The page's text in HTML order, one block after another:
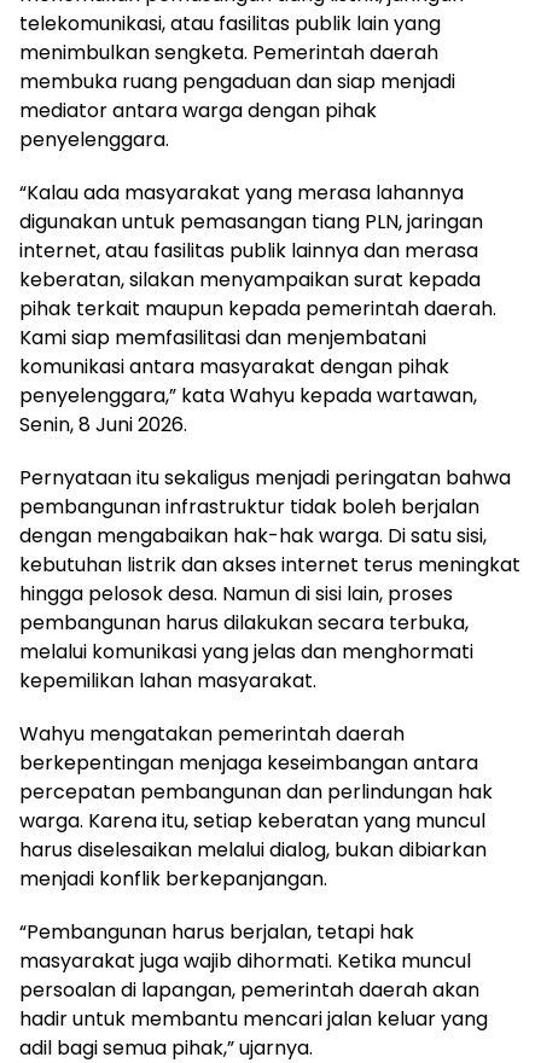
telekomunikasi, atau fasilitas publik lain yang
menimbulkan sengketa. Pemerintah daerah
membuka ruang pengaduan dan siap menjadi
mediator antara warga dengan pihak
penyelenggara.
“Kalau ada masyarakat yang merasa lahannya
digunakan untuk pemasangan tiang PLN, jaringan
internet, atau fasilitas publik lainnya dan merasa
keberatan, silakan menyampaikan surat kepada
pihak terkait maupun kepada pemerintah daerah.
Kami siap memfasilitasi dan menjembatani
komunikasi antara masyarakat dengan pihak
penyelenggara,” kata Wahyu kepada wartawan,
Senin, 8 Juni 2026.
Pernyataan itu sekaligus menjadi peringatan bahwa
pembangunan infrastruktur tidak boleh berjalan
dengan mengabaikan hak-hak warga. Di satu sisi,
kebutuhan listrik dan akses internet terus meningkat
hingga pelosok desa. Namun di sisi lain, proses
pembangunan harus dilakukan secara terbuka,
melalui komunikasi yang jelas dan menghormati
kepemilikan lahan masyarakat.
Wahyu mengatakan pemerintah daerah
berkepentingan menjaga keseimbangan antara
percepatan pembangunan dan perlindungan hak
warga. Karena itu, setiap keberatan yang muncul
harus diselesaikan melalui dialog, bukan dibiarkan
menjadi konflik berkepanjangan.
“Pembangunan harus berjalan, tetapi hak
masyarakat juga wajib dihormati. Ketika muncul
persoalan di lapangan, pemerintah daerah akan
hadir untuk membantu mencari jalan keluar yang
adil bagi semua pihak,” ujarnya.